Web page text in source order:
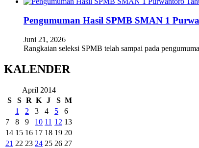
Pengumuman Hasil SPMB SMAN 1
Juni 21, 2026
Rangkaian seleksi SPMB telah sampai pada
KALENDER
April 2014
S
S R K J S M
1
2 3 4 5
6
7
8 9 10 11 12 13
14 15 16 17 18 19 20
21 22 23 24 25 26 27